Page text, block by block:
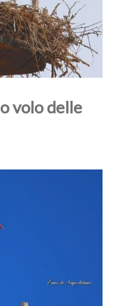
volo delle